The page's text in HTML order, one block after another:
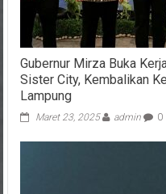
Gubernur Mirza Buka
Sister City, Kembalikan
Lampung
Maret 23, 2025 admin 0